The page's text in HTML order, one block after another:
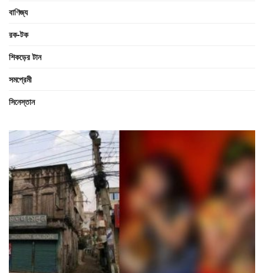
বাণিজ্য
রক-টক
শিকড়ের টান
সমপ্রেমী
সিনেস্তান